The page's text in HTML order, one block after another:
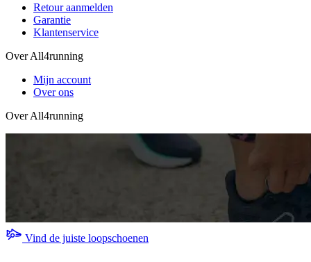
Retour aanmelden
Garantie
Klantenservice
Over All4running
Mijn account
Over ons
Over All4running
Vind de juiste loopschoenen